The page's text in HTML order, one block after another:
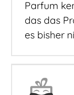
Parfum
das das
es bisher